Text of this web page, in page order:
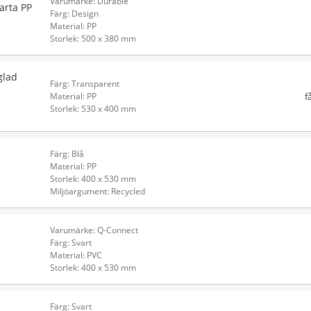
PP
Färg: Design
Material: PP
Storlek: 500 x 380 mm
Färg: Transparent
Material: PP
Storlek: 530 x 400 mm
Färg: Blå
Material: PP
Storlek: 400 x 530 mm
Miljöargument: Recycled
Varumärke: Q-Connect
Färg: Svart
Material: PVC
Storlek: 400 x 530 mm
Färg: Svart